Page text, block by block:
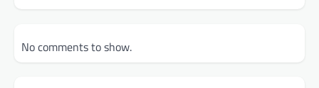
No comments to show.